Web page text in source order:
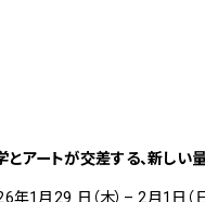
とアートが交差する、新し
年1月29 日（木）– 2月1日（